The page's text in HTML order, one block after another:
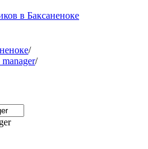
в Баксаненоке
/
/